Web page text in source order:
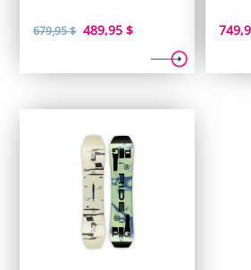
679,95$ Le
initial
489,95$Le
actuel